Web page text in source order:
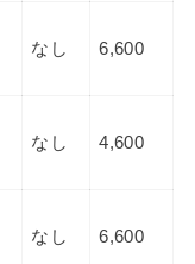
なし 6,600
なし 4,600
なし 6,600